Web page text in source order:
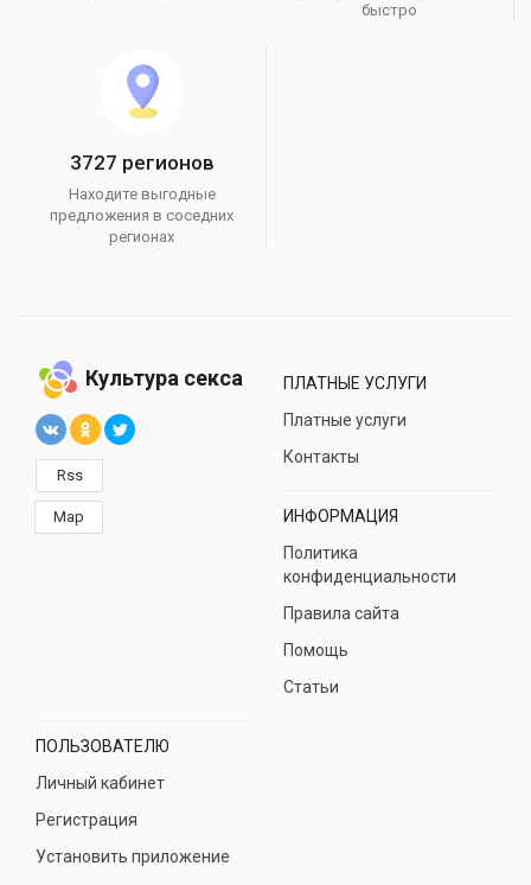
быстро
3727 регионов
Находите выгодные
предложения в соседних
регионах
Культура секса
Rss
Map
ПЛАТНЫЕ УСЛУГИ
Платные услуги
Контакты
ИНФОРМАЦИЯ
Политика
конфиденциальности
Правила сайта
Помощь
Статьи
ПОЛЬЗОВАТЕЛЮ
Личный кабинет
Регистрация
Установить приложение